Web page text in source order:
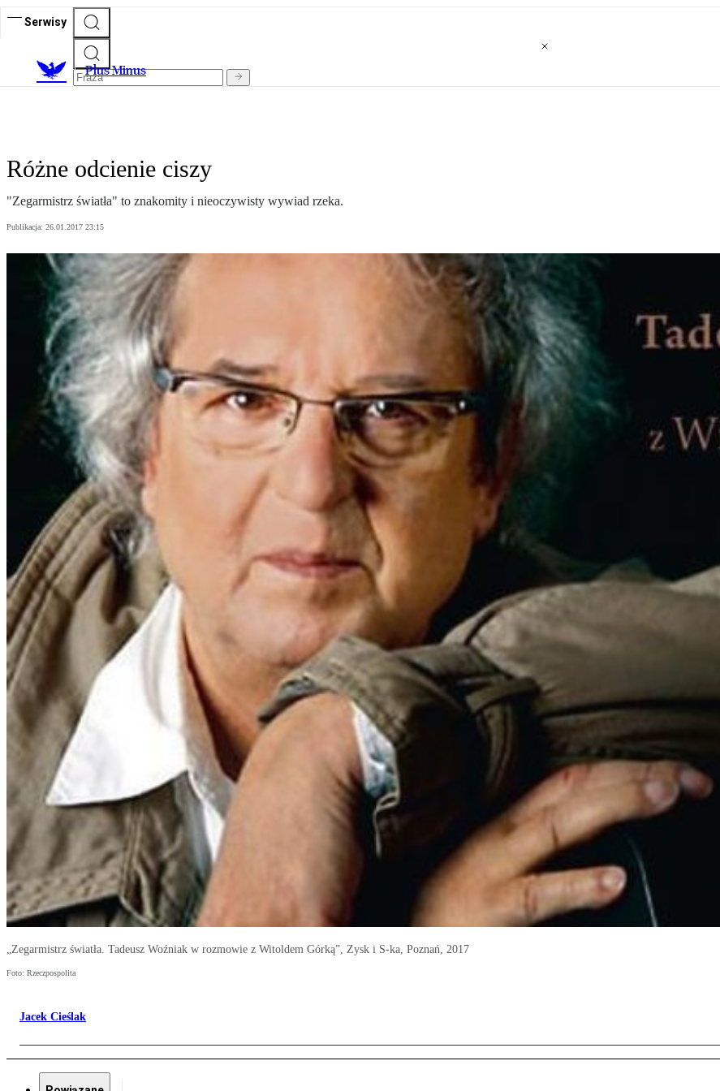
Serwisy
Plus Minus
Różne odcienie ciszy
"Zegarmistrz światła" to znakomity i nieoczywisty wywiad rzeka.
Publikacja: 26.01.2017 23:15
„Zegarmistrz światła. Tadeusz Woźniak w rozmowie z Witoldem Górką”, Zysk i S-ka, Poznań, 2017
Foto: Rzeczpospolita
Jacek Cieślak